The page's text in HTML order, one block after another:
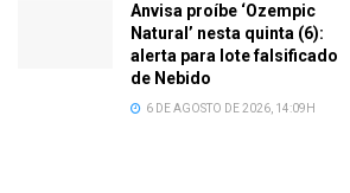
Anvisa proíbe ‘Ozempic
Natural’ nesta quinta (6):
alerta para lote falsificado
de Nebido
6 DE AGOSTO DE 2026, 14:09H